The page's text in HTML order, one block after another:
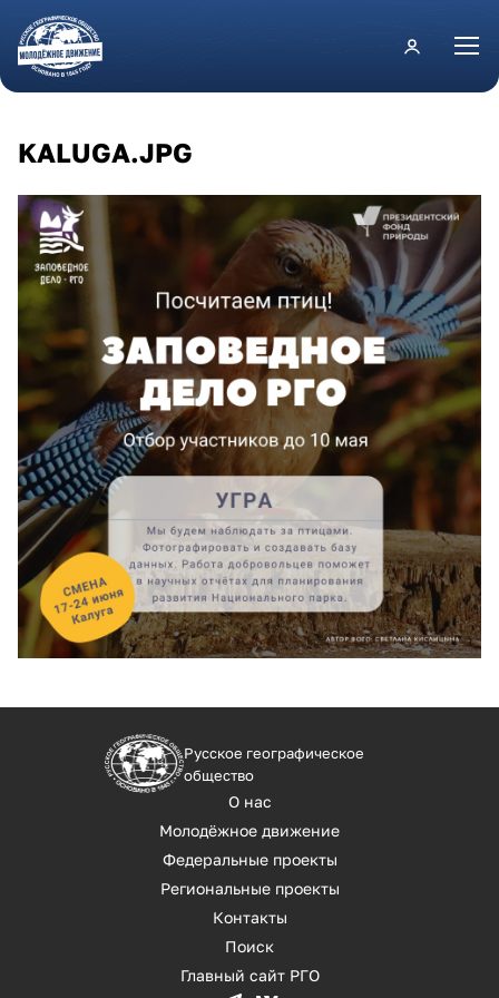
Перейти к основному содержанию
KALUGA.JPG
Русское географическое
общество
О нас
Молодёжное движение
Федеральные проекты
Региональные проекты
Контакты
Поиск
Главный сайт РГО